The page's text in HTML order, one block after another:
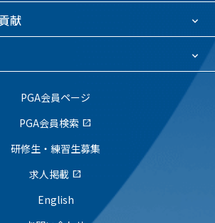
献
PGA会員ページ
PGA会員検索 open_in_new
研修生・練習生募集
求人掲載 open_in_new
English